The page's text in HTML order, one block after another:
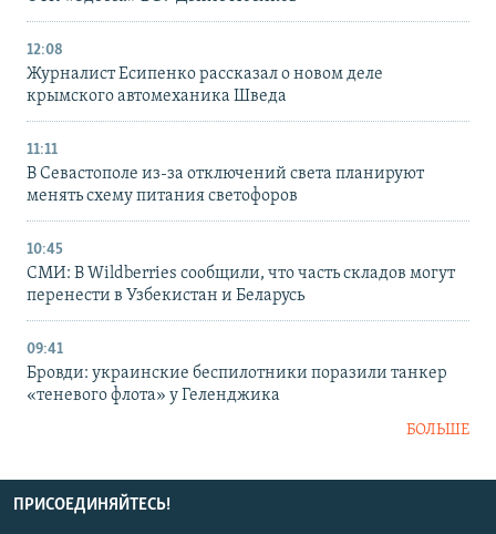
12:08
Журналист Есипенко рассказал о новом деле
крымского автомеханика Шведа
11:11
В Севастополе из-за отключений света планируют
менять схему питания светофоров
10:45
СМИ: В Wildberries сообщили, что часть складов могут
перенести в Узбекистан и Беларусь
09:41
Бровди: украинские беспилотники поразили танкер
«теневого флота» у Геленджика
БОЛЬШЕ
ПРИСОЕДИНЯЙТЕСЬ!